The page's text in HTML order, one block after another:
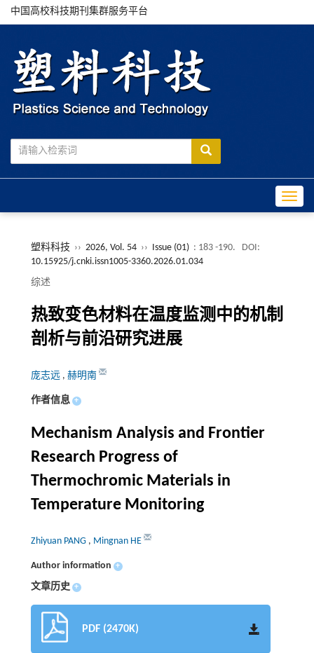
中国高校科技期刊集群服务平台
塑料科技 ›› 2026, Vol. 54 ›› Issue (01) : 183 -190.
DOI:
10.15925/j.cnki.issn1005-3360.2026.01.034
综述
热致变色材料在温度监测中的机制
剖析与前沿研究进展
庞志远 , 赫明南
作者信息 +
Mechanism Analysis and Frontier
Research Progress of
Thermochromic Materials in
Temperature Monitoring
Zhiyuan PANG , Mingnan HE
Author information +
文章历史 +
PDF (2470K)